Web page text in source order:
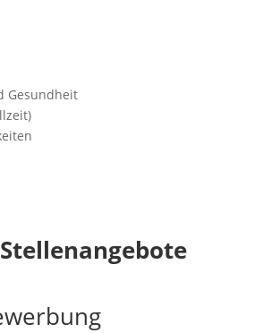
Gesundheit